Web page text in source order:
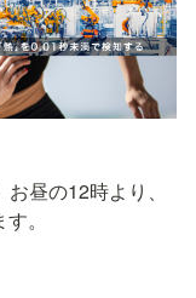
昼の12時より、
。